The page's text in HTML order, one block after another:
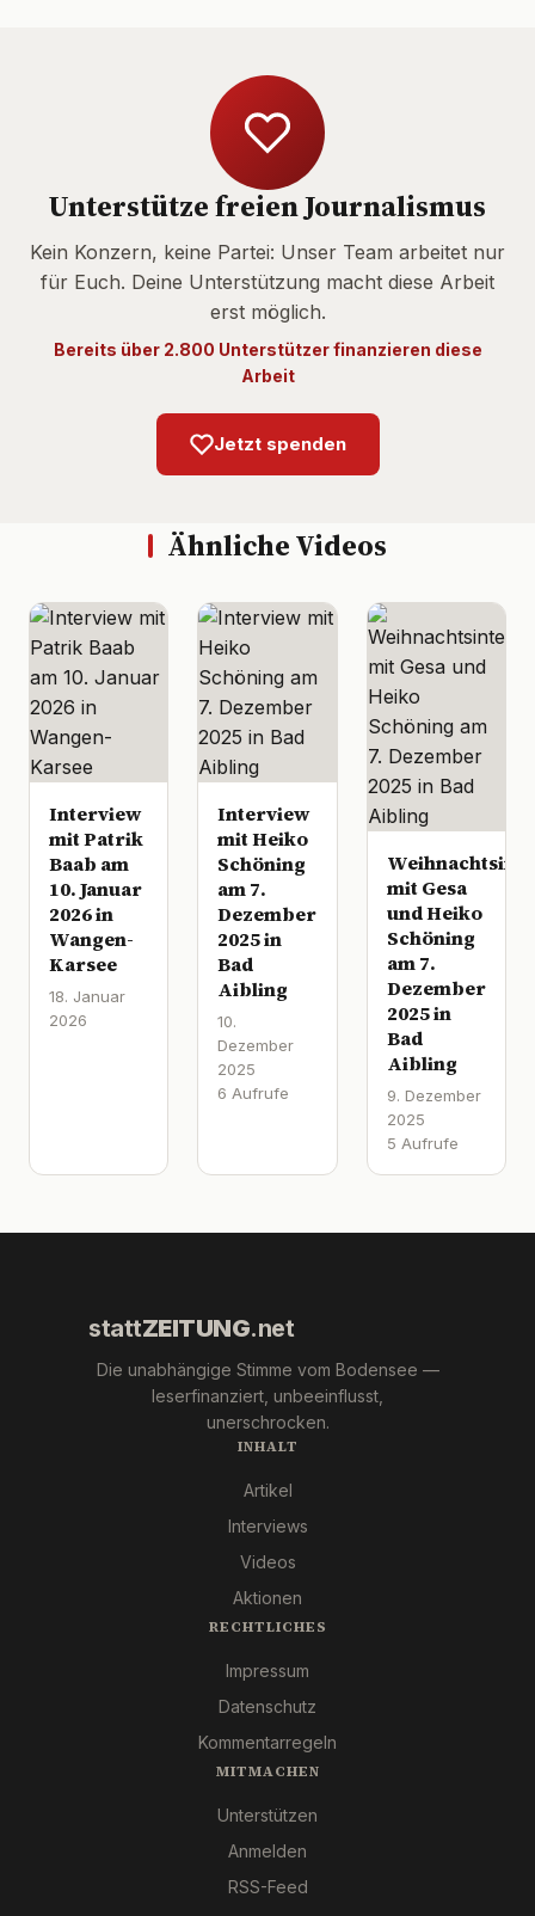
Unterstütze freien Journalismus
Kein Konzern, keine Partei: Unser Team arbeitet nur
für Euch. Deine Unterstützung macht diese Arbeit
erst möglich.
Bereits über 2.800 Unterstützer finanzieren diese
Arbeit
Jetzt spenden
Ähnliche Videos
Interview
mit Patrik
Baab am
10. Januar
2026 in
Wangen-
Karsee
18. Januar
2026
Interview
mit Heiko
Schöning
am 7.
Dezember
2025 in
Bad
Aibling
10.
Dezember
2025
6 Aufrufe
mit Gesa
und Heiko
Schöning
am 7.
Dezember
2025 in
Bad
Aibling
9. Dezember
2025
5 Aufrufe
stattZEITUNG.net
Die unabhängige Stimme vom Bodensee —
leserfinanziert, unbeeinflusst,
unerschrocken.
INHALT
Artikel
Interviews
Videos
Aktionen
RECHTLICHES
Impressum
Datenschutz
Kommentarregeln
MITMACHEN
Unterstützen
Anmelden
RSS-Feed